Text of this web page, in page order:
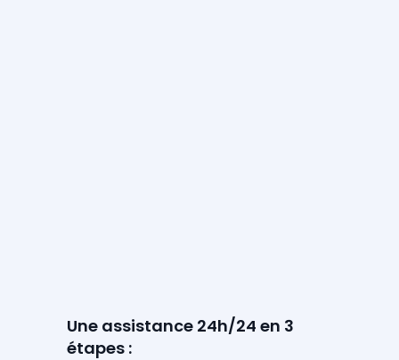
Une assistance 24h/24 en 3
étapes :